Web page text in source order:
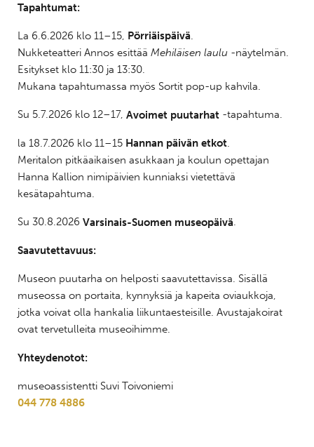
Tapahtumat:
La 6.6.2026 klo 11–15, Pörriäispäivä.
Nukketeatteri Annos esittää Mehiläisen laulu -näytelmän.
Esitykset klo 11:30 ja 13:30.
Mukana tapahtumassa myös Sortit pop-up kahvila.
Su 5.7.2026 klo 12–17, Avoimet puutarhat -tapahtuma.
la 18.7.2026 klo 11–15 Hannan päivän etkot.
Meritalon pitkäaikaisen asukkaan ja koulun opettajan
Hanna Kallion nimipäivien kunniaksi vietettävä
kesätapahtuma.
Su 30.8.2026 Varsinais-Suomen museopäivä.
Saavutettavuus:
Museon puutarha on helposti saavutettavissa. Sisällä
museossa on portaita, kynnyksiä ja kapeita oviaukkoja,
jotka voivat olla hankalia liikuntaesteisille. Avustajakoirat
ovat tervetulleita museoihimme.
Yhteydenotot:
museoassistentti Suvi Toivoniemi
044 778 4886